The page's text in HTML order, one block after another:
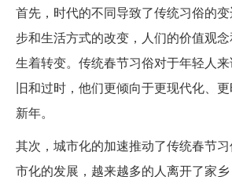
首先，时代的不同导致了传统习俗的
步和生活方式的改变，人们的价值观
生着转变。传统春节习俗对于年轻人
旧和过时，他们更倾向于更现代化、
新年。
其次，城市化的加速推动了传统春节
市化的发展，越来越多的人离开了家